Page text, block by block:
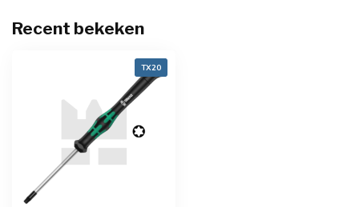
Recent bekeken
TX20